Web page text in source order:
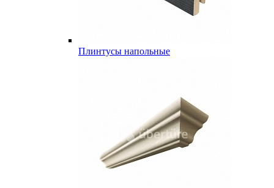
Плинтусы напольные